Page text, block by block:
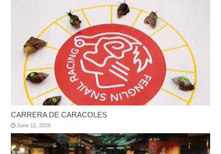
CARRERA DE CARACOLES
June 12, 2026